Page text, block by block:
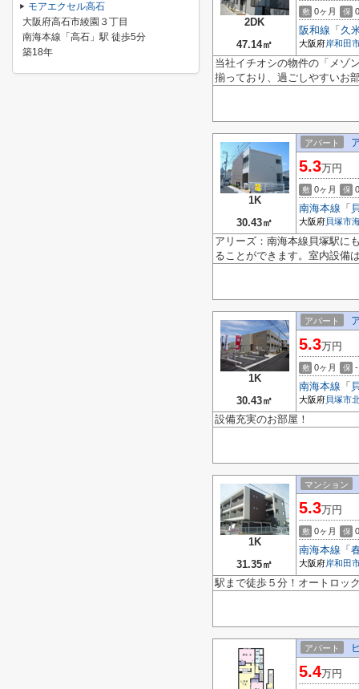
2DK
47.14㎡
敷 0ヶ月 保
阪和線 「 久
大阪府岸和田
当社イチオシの物件の「メゾ
揃っており、過ごしやすいお
1K
30.43㎡
アパート
5.3万円
敷 0ヶ月 保
南海本線 「
大阪府貝塚市
アリーズ：南海本線貝塚駅に
ることができます。室内設備
1K
30.43㎡
アパート
5.3万円
敷 0ヶ月 保 -
南海本線 「
大阪府貝塚市
設備充実のお部屋！
1K
31.35㎡
マンション
5.3万円
敷 0ヶ月 保
南海本線 「
大阪府岸和田
駅まで徒歩５分！オートロッ
アパート
5.4万円
モアエクセル高石
大阪府高石市綾園３丁目
南海本線「高石」駅 徒歩5分
築18年